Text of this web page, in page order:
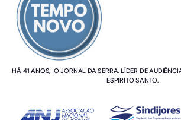
HÁ 41 ANOS, O JORNAL DA SERRA. LÍDER DE
ESPÍRITO SANTO.